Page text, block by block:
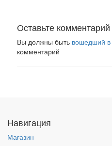
Оставьте комментарий
Вы должны быть вошедший в
комментарий
Навигация
Магазин